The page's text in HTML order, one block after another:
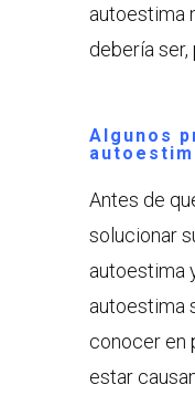
autoestima
debería ser,
Algunos
Antes de
solucionar
autoestima
autoestima
conocer en
estar